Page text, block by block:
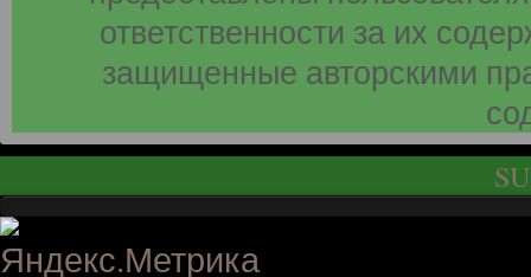
ответственности за их
защищенные авторскими